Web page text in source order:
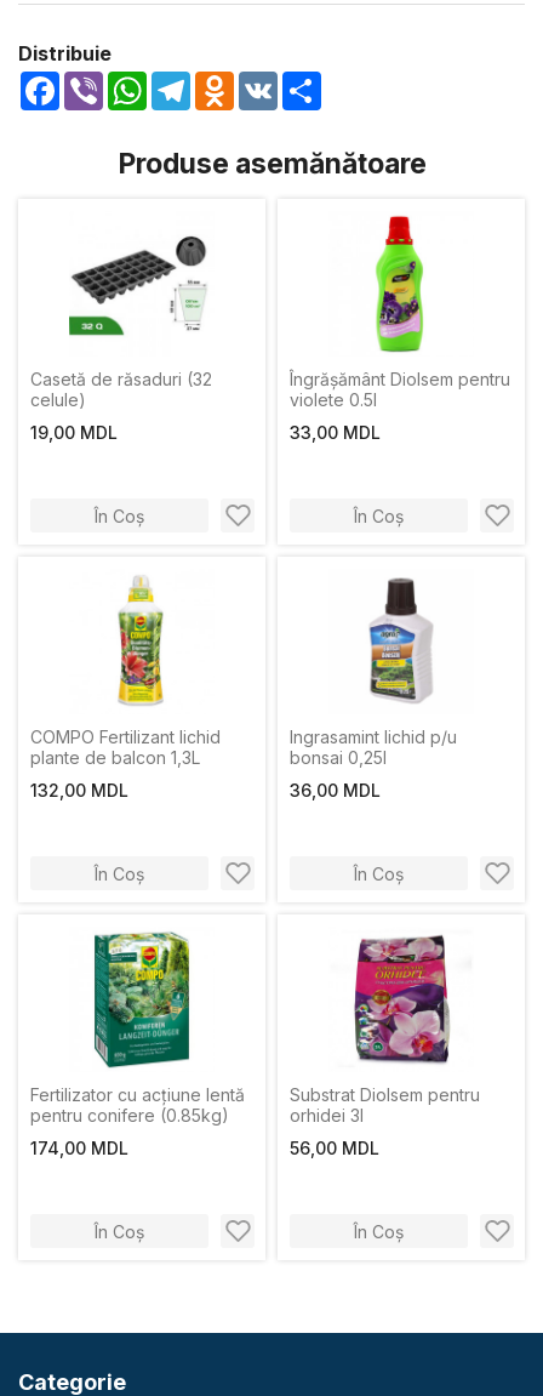
Distribuie
Facebook
Viber WhatsApp
TelegramOdnoklassniki
VK
Produse asemănătoare
Casetă de răsaduri (32
celule)
19,00 MDL
În Coș
Îngrășământ Diolsem pentru
violete 0.5l
33,00 MDL
În Coș
COMPO Fertilizant lichid
plante de balcon 1,3L
132,00 MDL
În Coș
Ingrasamint lichid p/u
bonsai 0,25l
36,00 MDL
În Coș
Fertilizator cu acțiune lentă
pentru conifere (0.85kg)
174,00 MDL
În Coș
Substrat Diolsem pentru
orhidei 3l
56,00 MDL
În Coș
Categorie